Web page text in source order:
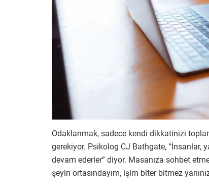
Odaklanmak, sadece kendi dikkatinizi
gerekiyor. Psikolog CJ Bathgate, “İnsanlar,
devam ederler” diyor. Masanıza sohbet
şeyin ortasındayım, işim biter bitmez